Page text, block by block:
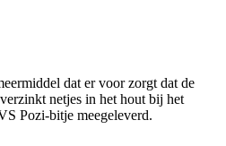
dat er voor zorgt dat de
netjes in het hout bij het
Pozi-bitje meegeleverd.